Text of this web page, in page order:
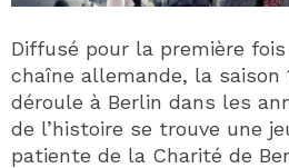
Diffusé pour la première fois
chaîne allemande, la saison
déroule à Berlin dans les
de l’histoire se trouve une
patiente de la Charité de